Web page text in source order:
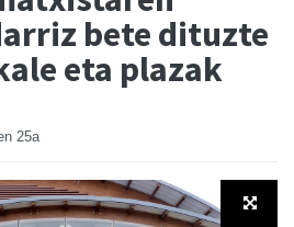
bete dituzte
eta plazak
25a